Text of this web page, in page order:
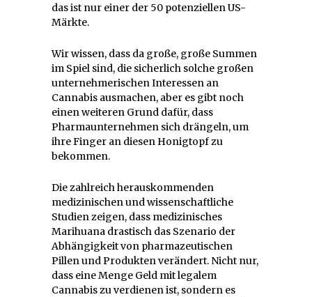
das ist nur einer der 50 potenziellen US-
Märkte.
Wir wissen, dass da große, große Summen
im Spiel sind, die sicherlich solche großen
unternehmerischen Interessen an
Cannabis ausmachen, aber es gibt noch
einen weiteren Grund dafür, dass
Pharmaunternehmen sich drängeln, um
ihre Finger an diesen Honigtopf zu
bekommen.
Die zahlreich herauskommenden
medizinischen und wissenschaftliche
Studien zeigen, dass medizinisches
Marihuana drastisch das Szenario der
Abhängigkeit von pharmazeutischen
Pillen und Produkten verändert. Nicht nur,
dass eine Menge Geld mit legalem
Cannabis zu verdienen ist, sondern es